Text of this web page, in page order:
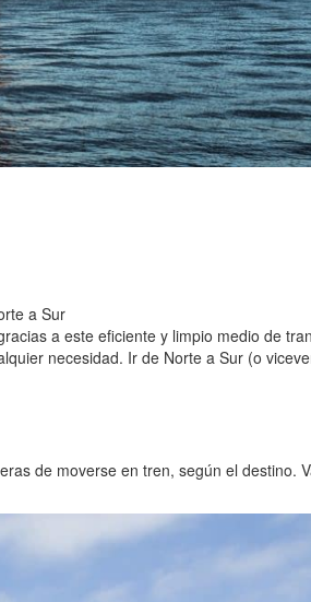
a Sur
a este eficiente y limpio medio de
necesidad. Ir de Norte a Sur (o
de moverse en tren, según el destino.